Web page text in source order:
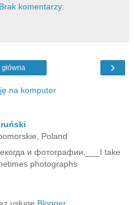
Brak komentarzy:
›
na komputer
Poland
и фотографии.___I take
photographs